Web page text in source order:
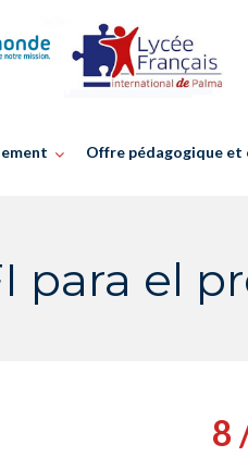
Offre pédagogique et
para el
8